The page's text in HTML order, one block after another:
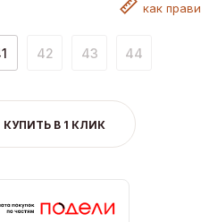
как
42 43 44
КУПИТЬ В 1 КЛИК